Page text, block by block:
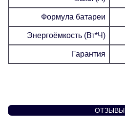
Формула батареи
Энергоёмкость (Вт*Ч)
Гарантия
ОТЗЫВЫ